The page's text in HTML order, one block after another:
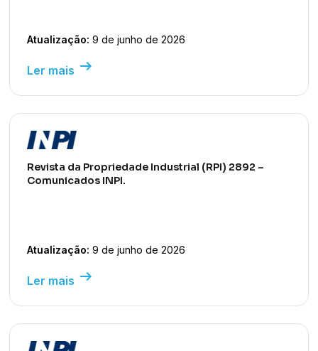
Atualização: 9 de junho de 2026
Ler mais arrow_right_alt
Revista da Propriedade Industrial (RPI) 2892 –
Comunicados INPI.
Atualização: 9 de junho de 2026
Ler mais arrow_right_alt